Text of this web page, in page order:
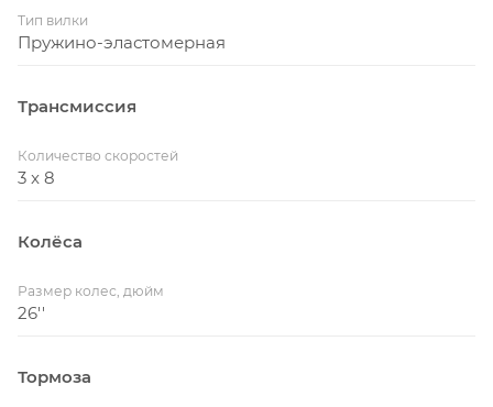
Тип вилки
Пружино-эластомерная
Трансмиссия
Количество скоростей
3 x 8
Колёса
Размер колес, дюйм
26''
Тормоза